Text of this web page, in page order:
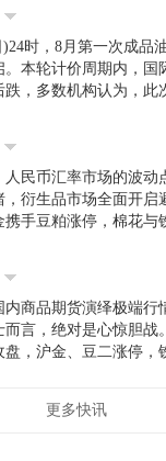
旧惜售挺...
时，8月第一次成品
。本轮计价周期内，国
跌，多数机构认为，此
人民币汇率市场的波动
，衍生品市场全面开启
携手豆粕涨停，棉花与
汇率波动...
内商品期货演绎极端行
而言，绝对是心惊胆战
盘，沪金、豆二涨停，
src=...
更多快讯